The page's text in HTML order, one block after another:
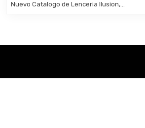
Nuevo Catalogo de Lenceria Ilusion,…